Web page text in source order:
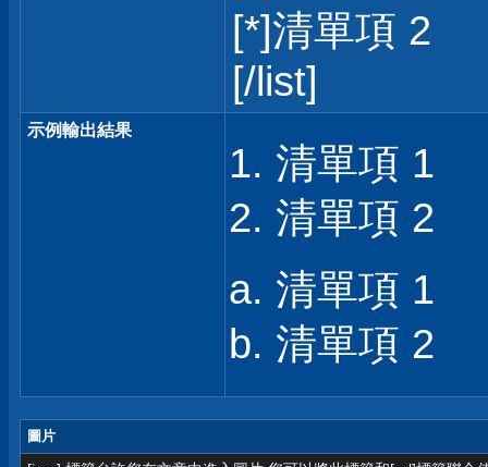
[*]清單項 2
[/list]
示例輸出結果
清單項 1
清單項 2
清單項 1
清單項 2
圖片